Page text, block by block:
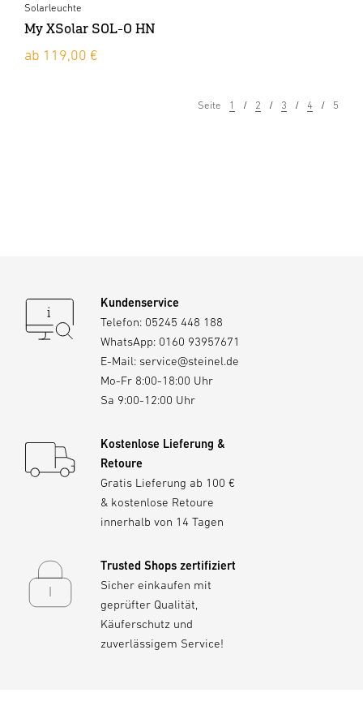
Solarleuchte
My XSolar SOL-O HN
ab 119,00 €
Seite 1 2 3 4 5
Kundenservice
Telefon: 05245 448 188
WhatsApp: 0160 93957671
E-Mail: service@steinel.de
Mo-Fr 8:00-18:00 Uhr
Sa 9:00-12:00 Uhr
Kostenlose Lieferung &
Retoure
Gratis Lieferung ab 100 €
& kostenlose Retoure
innerhalb von 14 Tagen
Trusted Shops zertifiziert
Sicher einkaufen mit
geprüfter Qualität,
Käuferschutz und
zuverlässigem Service!